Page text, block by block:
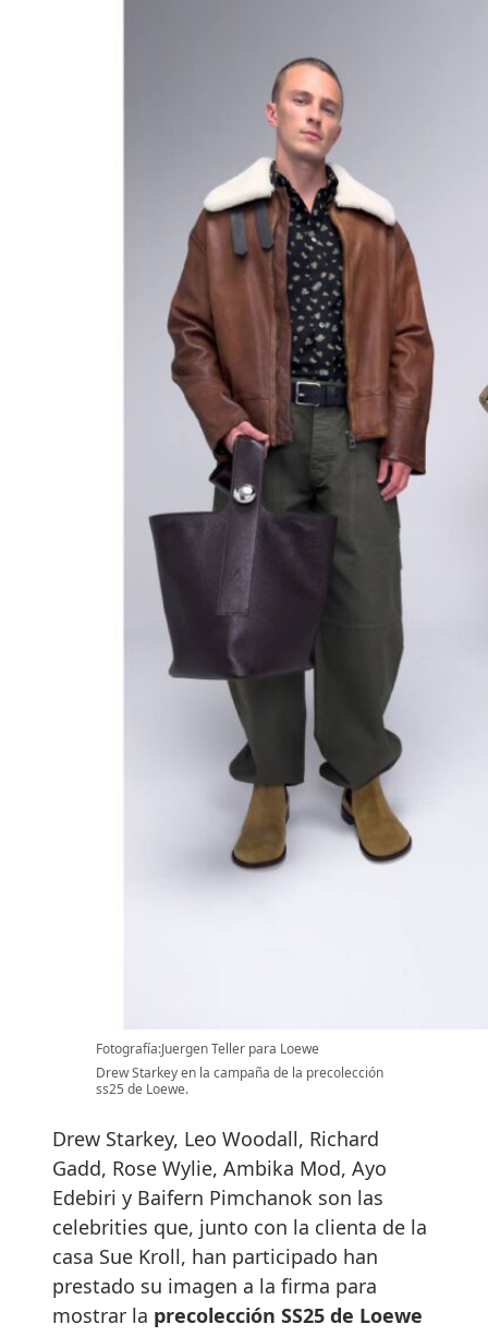
Fotografía:Juergen Teller para Loewe
Drew Starkey en la campaña de la precolección
ss25 de Loewe.
Drew Starkey, Leo Woodall, Richard
Gadd, Rose Wylie, Ambika Mod, Ayo
Edebiri y Baifern Pimchanok son las
celebrities que, junto con la clienta de la
casa Sue Kroll, han participado han
prestado su imagen a la firma para
mostrar la precolección SS25 de Loewe